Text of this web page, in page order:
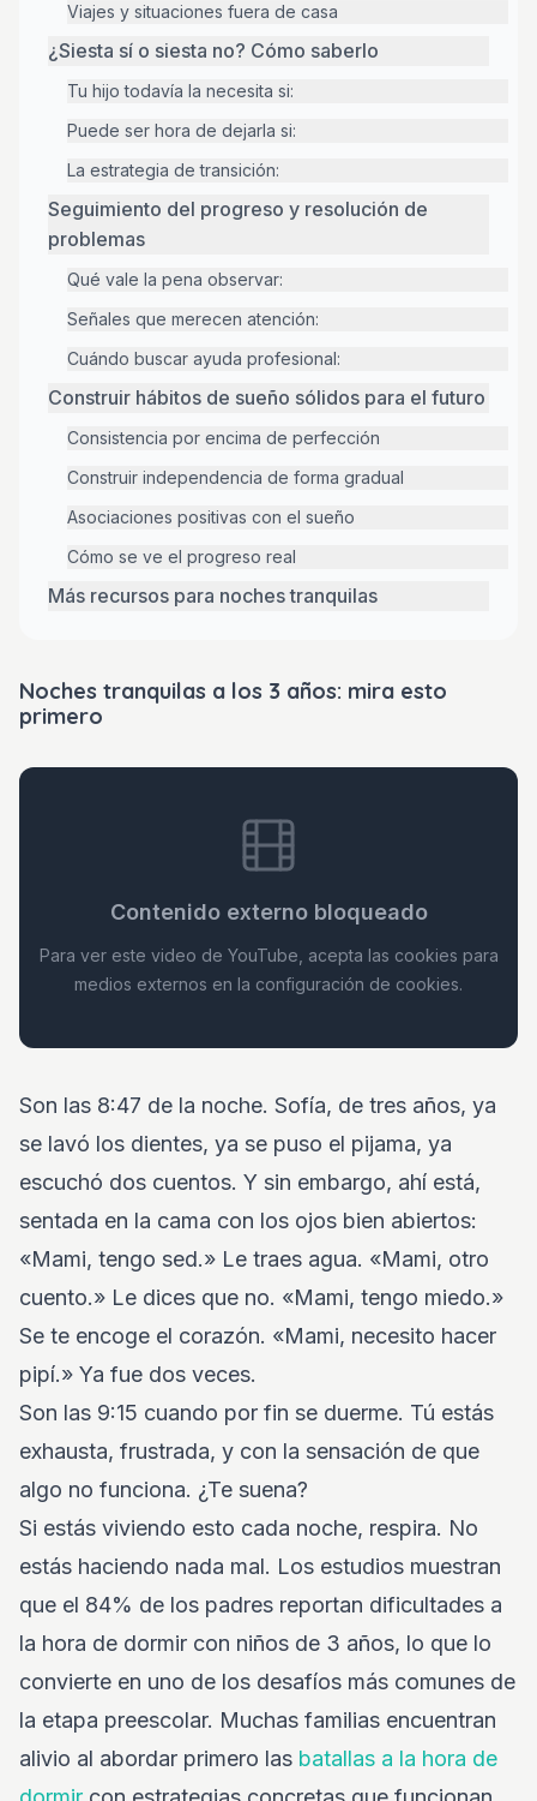
Viajes y situaciones fuera de casa
¿Siesta sí o siesta no? Cómo saberlo
Tu hijo todavía la necesita si:
Puede ser hora de dejarla si:
La estrategia de transición:
Seguimiento del progreso y resolución de
problemas
Qué vale la pena observar:
Señales que merecen atención:
Cuándo buscar ayuda profesional:
Construir hábitos de sueño sólidos para el futuro
Consistencia por encima de perfección
Construir independencia de forma gradual
Asociaciones positivas con el sueño
Cómo se ve el progreso real
Más recursos para noches tranquilas
Noches tranquilas a los 3 años: mira esto
primero
Contenido externo bloqueado
Para ver este video de YouTube, acepta las cookies para
medios externos en la configuración de cookies.
Son las 8:47 de la noche. Sofía, de tres años, ya
se lavó los dientes, ya se puso el pijama, ya
escuchó dos cuentos. Y sin embargo, ahí está,
sentada en la cama con los ojos bien abiertos:
«Mami, tengo sed.» Le traes agua. «Mami, otro
cuento.» Le dices que no. «Mami, tengo miedo.»
Se te encoge el corazón. «Mami, necesito hacer
pipí.» Ya fue dos veces.
Son las 9:15 cuando por fin se duerme. Tú estás
exhausta, frustrada, y con la sensación de que
algo no funciona. ¿Te suena?
Si estás viviendo esto cada noche, respira. No
estás haciendo nada mal. Los estudios muestran
que el 84% de los padres reportan dificultades a
la hora de dormir con niños de 3 años, lo que lo
convierte en uno de los desafíos más comunes de
la etapa preescolar. Muchas familias encuentran
alivio al abordar primero las batallas a la hora de